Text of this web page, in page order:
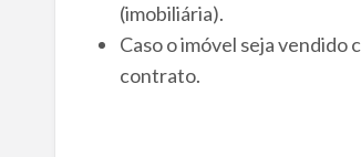
(imobiliária).
Caso o imóvel seja vendido
contrato.